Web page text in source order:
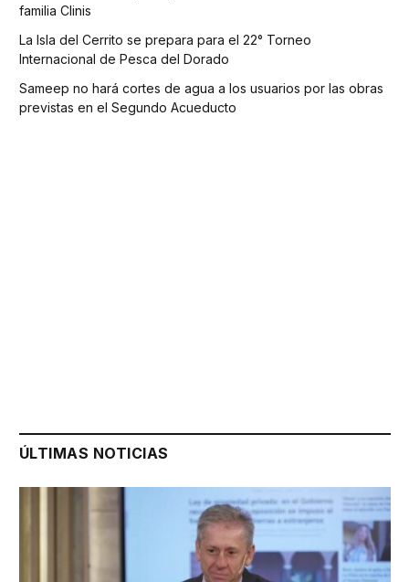
familia Clinis
La Isla del Cerrito se prepara para el 22° Torneo
Internacional de Pesca del Dorado
Sameep no hará cortes de agua a los usuarios por las obras
previstas en el Segundo Acueducto
ÚLTIMAS NOTICIAS